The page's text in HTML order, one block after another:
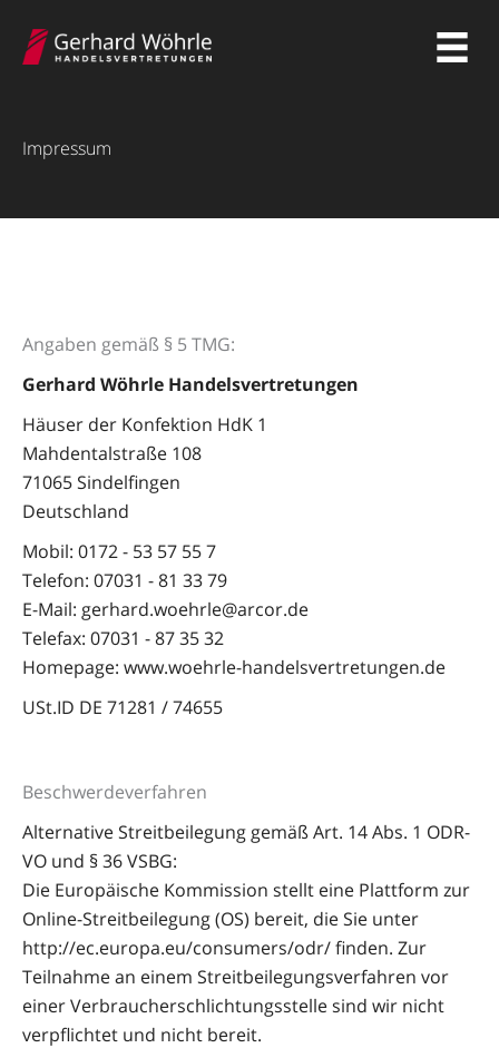
Inhalt
springen
Impressum
Angaben gemäß § 5 TMG:
Gerhard Wöhrle Handelsvertretungen
Häuser der Konfektion HdK 1
Mahdentalstraße 108
71065 Sindelfingen
Deutschland
Mobil: 0172 - 53 57 55 7
Telefon: 07031 - 81 33 79
E-Mail: gerhard.woehrle@arcor.de
Telefax: 07031 - 87 35 32
Homepage: www.woehrle-handelsvertretungen.de
USt.ID DE 71281 / 74655
Beschwerdeverfahren
Alternative Streitbeilegung gemäß Art. 14 Abs. 1 ODR-
VO und § 36 VSBG:
Die Europäische Kommission stellt eine Plattform zur
Online-Streitbeilegung (OS) bereit, die Sie unter
http://ec.europa.eu/consumers/odr/ finden. Zur
Teilnahme an einem Streitbeilegungsverfahren vor
einer Verbraucherschlichtungsstelle sind wir nicht
verpflichtet und nicht bereit.